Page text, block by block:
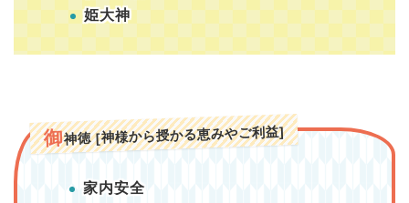
姫大神
御神徳 [神様から授かる恵みやご利益]
家内安全